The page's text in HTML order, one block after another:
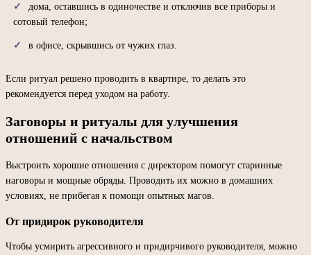
дома, оставшись в одиночестве и отключив все приборы и
сотовый телефон;
в офисе, скрывшись от чужих глаз.
Если ритуал решено проводить в квартире, то делать это
рекомендуется перед уходом на работу.
Заговоры и ритуалы для улучшения
отношений с начальством
Выстроить хорошие отношения с директором помогут старинные
наговоры и мощные обряды. Проводить их можно в домашних
условиях, не прибегая к помощи опытных магов.
От придирок руководителя
Чтобы усмирить агрессивного и придирчивого руководителя, можно